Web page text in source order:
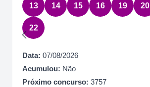
13 14 15 16 19 20
22
Data: 07/08/2026
Acumulou: Não
Próximo concurso: 3757